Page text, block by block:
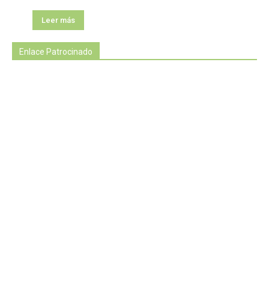
Leer más
Enlace Patrocinado